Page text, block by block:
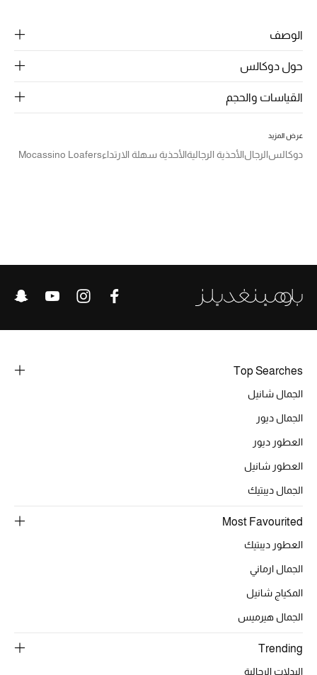
نسوقوا أحدث ما وصلنا
خصومات
ركن أناقة المنتجعات
حصريًا عبر الإنترنت
تشكيلة المناسبات للنساء
الحب للمحلي
تشكيلة الأعراس
الوصف
حول دوكالس
القياسات والحجم
عرض المزيد
دوكالسالرجالالأحذية الرجاليةالأحذية سهلة الارتداءMocassino Loafers
Top Searches
الجمال شانيل
الجمال ديور
العطور ديور
العطور شانيل
الجمال ديبتيك
Most Favourited
العطور ديبتيك
الجمال ارماني
المكياج شانيل
الجمال هيرميس
Trending
البدلات الرجالية